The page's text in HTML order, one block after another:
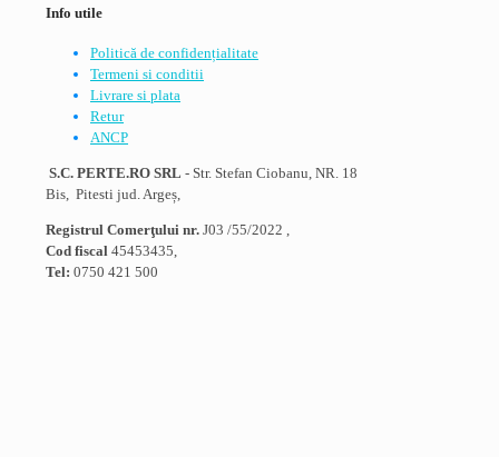
Info utile
Politică de confidențialitate
Termeni si conditii
Livrare si plata
Retur
ANCP
S.C. PERTE.RO SRL - Str. Stefan Ciobanu, NR. 18
Bis, Pitesti jud. Argeș,
Registrul Comerţului nr. J03 /55/2022 ,
Cod fiscal 45453435,
Tel: 0750 421 500